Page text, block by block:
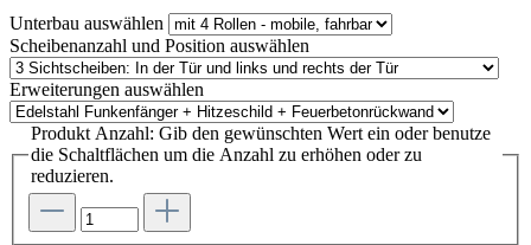
Unterbau auswählen
Scheibenanzahl und Position auswählen
Erweiterungen auswählen
Produkt Anzahl: Gib den gewünschten Wert ein oder benutze
die Schaltflächen um die Anzahl zu erhöhen oder zu
reduzieren.